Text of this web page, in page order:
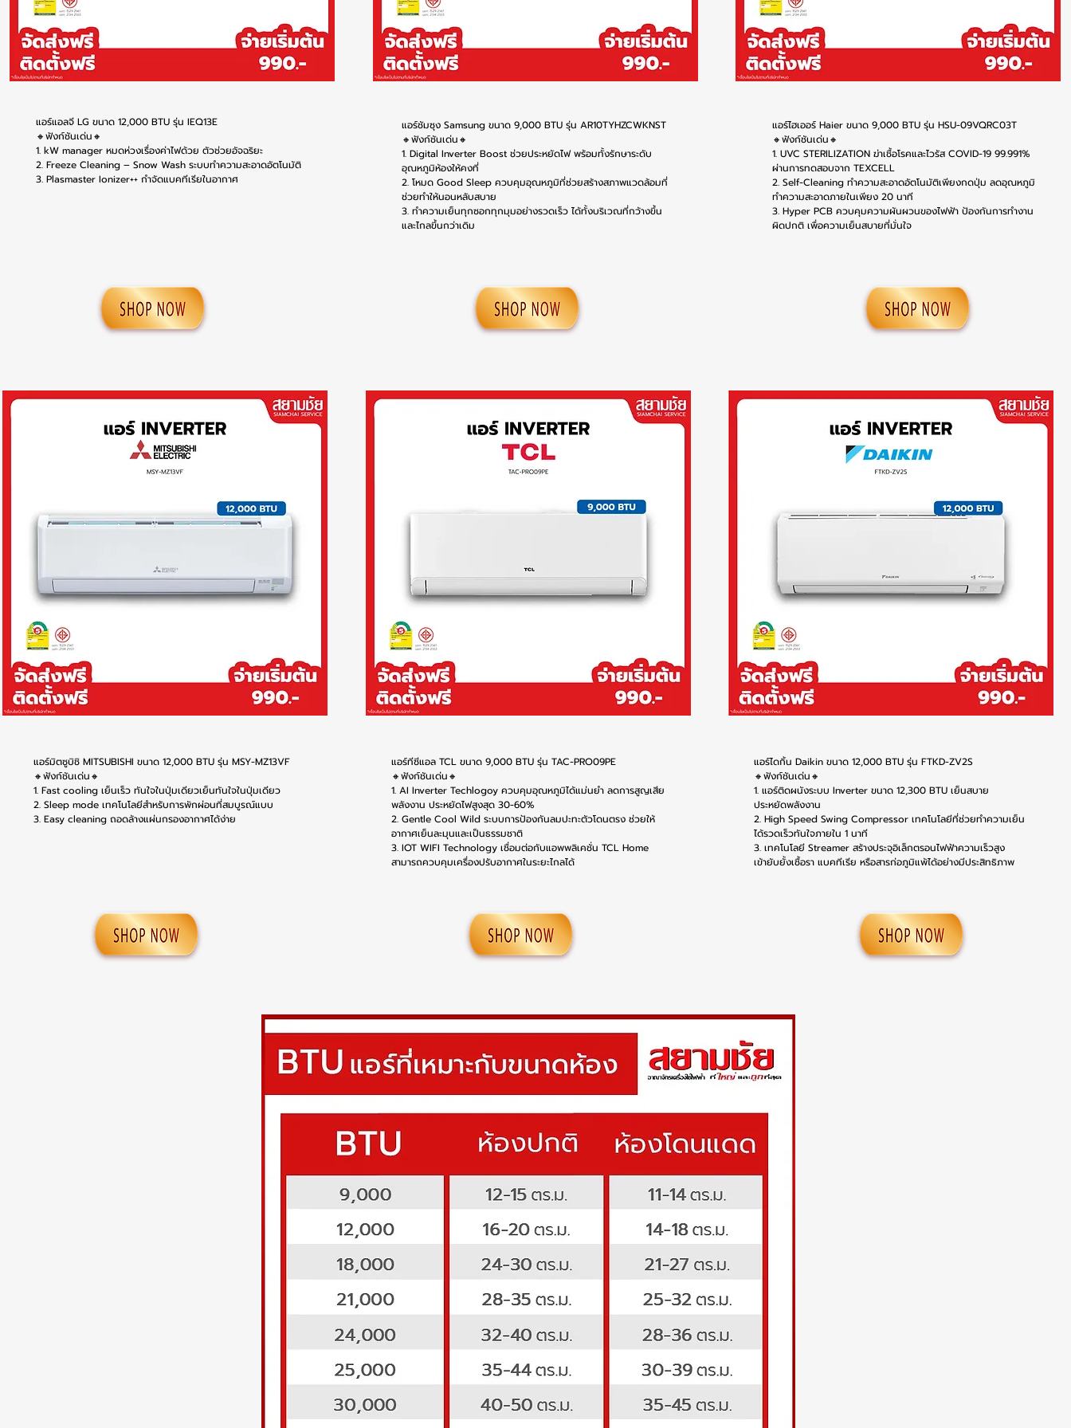
แอร์แอลจี LG ขนาด 12,000 BTU รุ่น IEQ13E
🔸ฟังก์ชันเด่น🔸
1. kW manager หมดห่วงเรื่องค่าไฟด้วย ตัวช่วยอัจฉริยะ
2. Freeze Cleaning – Snow Wash ระบบทำความสะอาดอัตโนมัติ
3. Plasmaster Ionizer++ กำจัดแบคทีเรียในอากาศ
แอร์มิตซูบิชิ MITSUBISHI ขนาด 12,000 BTU รุ่น MSY-MZ13VF
🔸ฟังก์ชันเด่น🔸
1. Fast cooling เย็นเร็ว ทันใจในปุ่มเดียวเย็นทันใจในปุ่มเดียว
2. Sleep mode เทคโนโลยีสําหรับการพักผ่อนที่สมบูรณ์แบบ
3. Easy cleaning ถอดล้างแผ่นกรองอากาศได้ง่าย
แอร์ชัมซุง Samsung ขนาด 9,000 BTU รุ่น AR10TYHZCWKNST
🔸ฟังก์ชันเด่น🔸
1. Digital Inverter Boost ช่วยประหยัดไฟ พร้อมทั้งรักษาระดับ
อุณหภูมิห้องให้คงที่
2. โหมด Good Sleep ควบคุมอุณหภูมิที่ช่วยสร้างสภาพแวดล้อมที่
ช่วยทำให้นอนหลับสบาย
3. ทำความเย็นทุกซอกทุกมุมอย่างรวดเร็ว ได้ทั้งบริเวณที่กว้างขึ้น
และไกลขึ้นกว่าเดิม
แอร์ทีซีแอล TCL ขนาด 9,000 BTU รุ่น TAC-PRO09PE
🔸ฟังก์ชันเด่น🔸
1. AI Inverter Techlogoy ควบคุมอุณหภูมิได้แม่นยำ ลดการสูญเสีย
พลังงาน ประหยัดไฟสูงสุด 30-60%
2. Gentle Cool Wild ระบบการป้องกันลมปะทะตัวโดนตรง ช่วยให้
อากาศเย็นละมุนและเป็นธรรมชาติ
3. IOT WIFI Technology เชื่อมต่อกับแอพพลิเคชั่น TCL Home
สามารถควบคุมเครื่องปรับอากาศในระยะไกลได้
แอร์ไฮเออร์ Haier ขนาด 9,000 BTU รุ่น HSU-09VQRC03T
🔸ฟังก์ชันเด่น🔸
1. UVC STERILIZATION ฆ่าเชื้อโรคและไวรัส COVID-19 99.991%
ผ่านการทดสอบจาก TEXCELL
2. Self-Cleaning ทำความสะอาดอัตโนมัติเพียงกดปุ่ม ลดอุณหภูมิ
ทำความสะอาดภายในเพียง 20 นาที
3. Hyper PCB ควบคุมความผันผวนของไฟฟ้า ป้องกันการทำงาน
ผิดปกติ เพื่อความเย็นสบายที่มั่นใจ
แอร์ไดกิ้น Daikin ขนาด 12,000 BTU รุ่น FTKD-ZV2S
🔸ฟังก์ชันเด่น🔸
1. แอร์ติดผนังระบบ Inverter ขนาด 12,300 BTU เย็นสบาย
ประหยัดพลังงาน
2. High Speed Swing Compressor เทคโนโลยีที่ช่วยทำความเย็น
ได้รวดเร็วทันใจภายใน 1 นาที
3. เทคโนโลยี Streamer สร้างประจุอิเล็กตรอนไฟฟ้าความเร็วสูง
เข้ายับยั้งเชื้อรา แบคทีเรีย หรือสารก่อภูมิแพ้ได้อย่างมีประสิทธิภาพ